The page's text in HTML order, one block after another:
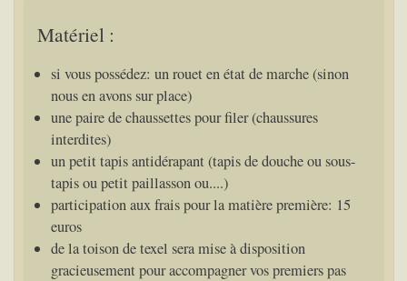
Matériel :
si vous possédez: un rouet en état de marche (sinon
nous en avons sur place)
une paire de chaussettes pour filer (chaussures
interdites)
un petit tapis antidérapant (tapis de douche ou sous-
tapis ou petit paillasson ou....)
participation aux frais pour la matière première: 15
euros
de la toison de texel sera mise à disposition
gracieusement pour accompagner vos premiers pas